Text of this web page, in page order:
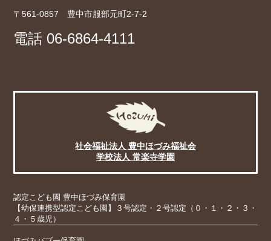
〒561-0857 豊中市服部元町2-7-2
電話 06-6864-4111
社会福祉法人 豊中ほづみ福祉会
学校法人 常楽寺学園
認定こども園 豊中ほづみ保育園
【幼保連携型認定こども園】３号認定・２号認定（０・１・２・３・
４・５歳児）